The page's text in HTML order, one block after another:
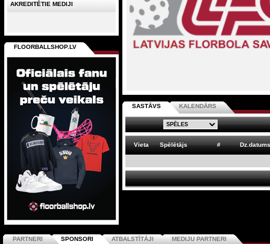
SASTĀVS KALENDĀRS
Vieta Spēlētājs # Dz.datums
AKREDITĒTIE MEDIJI
FLOORBALLSHOP.LV
PARTNERI SPONSORI ATBALSTĪTĀJI MEDIJU PARTNERI